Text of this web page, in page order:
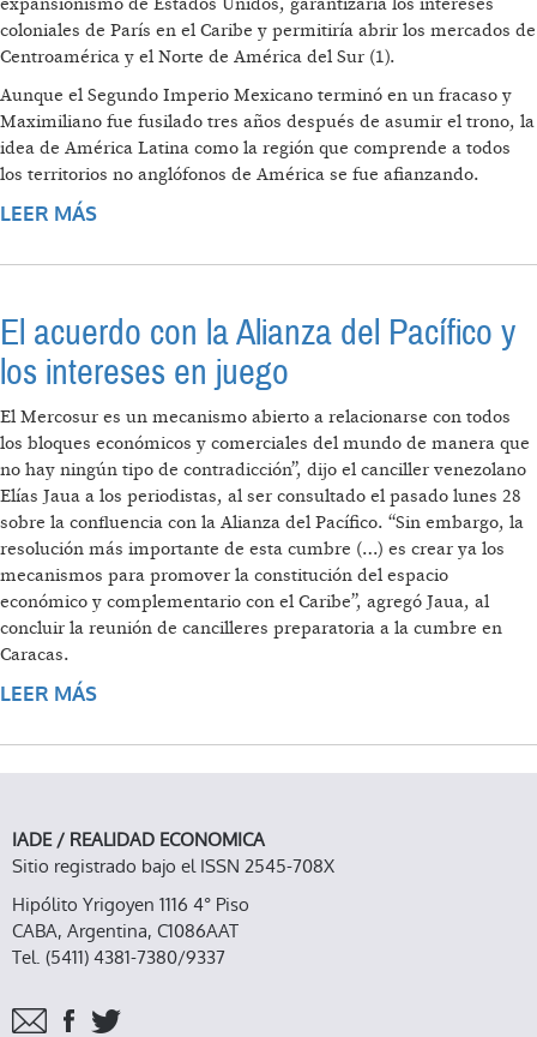
coloniales de París en el Caribe y permitiría abrir los mercados de
Centroamérica y el Norte de América del Sur (1).
Aunque el Segundo Imperio Mexicano terminó en un fracaso y
Maximiliano fue fusilado tres años después de asumir el trono, la
idea de América Latina como la región que comprende a todos
los territorios no anglófonos de América se fue afianzando.
LEER MÁS
El acuerdo con la Alianza del Pacífico y
los intereses en juego
El Mercosur es un mecanismo abierto a relacionarse con todos
los bloques económicos y comerciales del mundo de manera que
no hay ningún tipo de contradicción”, dijo el canciller venezolano
Elías Jaua a los periodistas, al ser consultado el pasado lunes 28
sobre la confluencia con la Alianza del Pacífico. “Sin embargo, la
resolución más importante de esta cumbre (…) es crear ya los
mecanismos para promover la constitución del espacio
económico y complementario con el Caribe”, agregó Jaua, al
concluir la reunión de cancilleres preparatoria a la cumbre en
Caracas.
LEER MÁS
IADE / REALIDAD ECONOMICA
Sitio registrado bajo el ISSN 2545-708X
Hipólito Yrigoyen 1116 4° Piso
CABA, Argentina, C1086AAT
Tel. (5411) 4381-7380/9337